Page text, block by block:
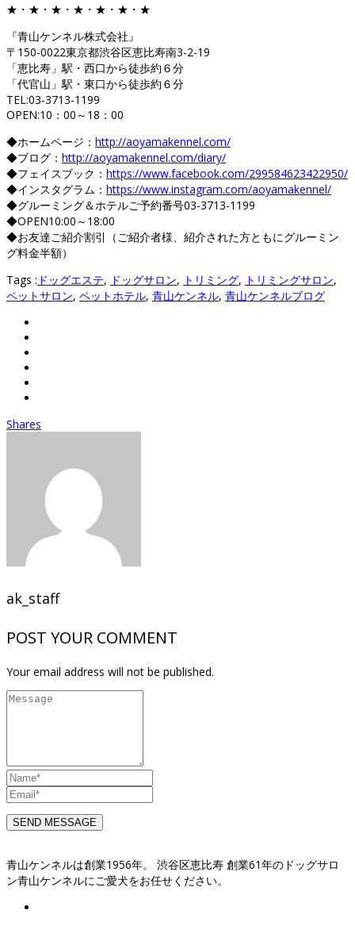
★・★・★・★・★・★・★
『青山ケンネル株式会社』
〒150-0022東京都渋谷区恵比寿南3-2-19
「恵比寿」駅・西口から徒歩約６分
「代官山」駅・東口から徒歩約６分
TEL:03-3713-1199
OPEN:10：00～18：00
◆ホームページ： http://aoyamakennel.com/
◆ブログ： http://aoyamakennel.com/diary/
◆フェイスブック： https://www.facebook.com/299584623422950/
◆インスタグラム： https://www.instagram.com/aoyamakennel/
◆グルーミング＆ホテルご予約番号03-3713-1199
◆OPEN10:00～18:00
◆お友達ご紹介割引（ご紹介者様、紹介された方ともにグルーミン
グ料金半額）
Tags : ドッグエステ, ドッグサロン, トリミング, トリミングサロン,
ペットサロン, ペットホテル, 青山ケンネル, 青山ケンネルブログ
Shares
ak_staff
POST YOUR COMMENT
Your email address will not be published.
青山ケンネルは創業1956年。 渋谷区恵比寿 創業61年のドッグサロ
ン青山ケンネルにご愛犬をお任せください。